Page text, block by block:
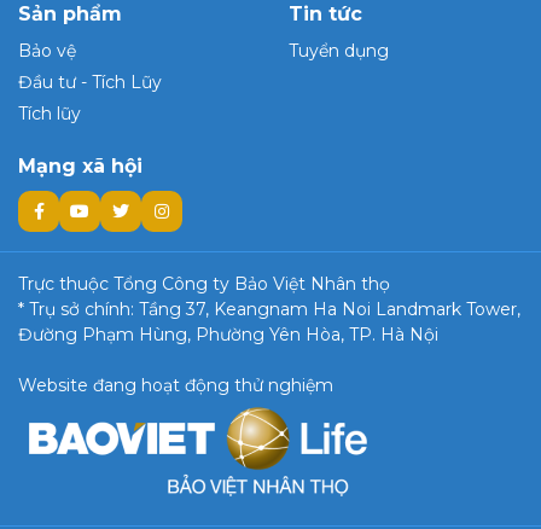
Sản phẩm
Bảo vệ
Đầu tư - Tích Lũy
Tích lũy
Mạng xã hội
Tin tức
Tuyển dụng
Trực thuộc Tổng Công ty Bảo Việt Nhân thọ
* Trụ sở chính: Tầng 37, Keangnam Ha Noi Landmark Tower,
Đường Phạm Hùng, Phường Yên Hòa, TP. Hà Nội
Website đang hoạt động thử nghiệm